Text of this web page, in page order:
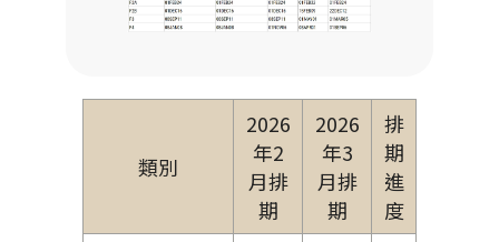
類別
2026
年2
月排
期
2026
年3
月排
期
排
期
進
度